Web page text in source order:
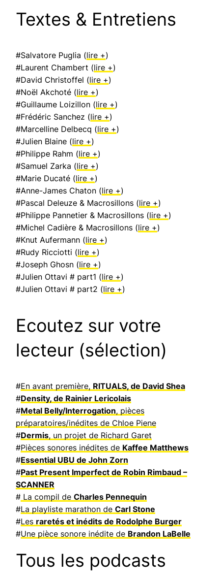
Textes & Entretiens
#Salvatore Puglia (lire +)
#Laurent Chambert (lire +)
#David Christoffel (lire +)
#Noël Akchoté (lire +)
#Guillaume Loizillon (lire +)
#Frédéric Sanchez (lire +)
#Marcelline Delbecq (lire +)
#Julien Blaine (lire +)
#Philippe Rahm (lire +)
#Samuel Zarka (lire +)
#Marie Ducaté (lire +)
#Anne-James Chaton (lire +)
#Pascal Deleuze & Macrosillons (lire +)
#Philippe Pannetier & Macrosillons (lire +)
#Michel Cadière & Macrosillons (lire +)
#Knut Aufermann (lire +)
#Rudy Ricciotti (lire +)
#Joseph Ghosn (lire +)
#Julien Ottavi # part1 (lire +)
#Julien Ottavi # part2 (lire +)
Ecoutez sur votre
lecteur (sélection)
#En avant première, RITUALS, de David Shea
#Density, de Rainier Lericolais
#Metal Belly/Interrogation, pièces
préparatoires/inédites de Chloe Piene
#Dermis, un projet de Richard Garet
#Pièces sonores inédites de Kaffee Matthews
#Essential UBU de John Zorn
#Past Present Imperfect de Robin Rimbaud –
SCANNER
# La compil de Charles Pennequin
#La playliste marathon de Carl Stone
#Les raretés et inédits de Rodolphe Burger
#Une pièce sonore inédite de Brandon LaBelle
Tous les podcasts